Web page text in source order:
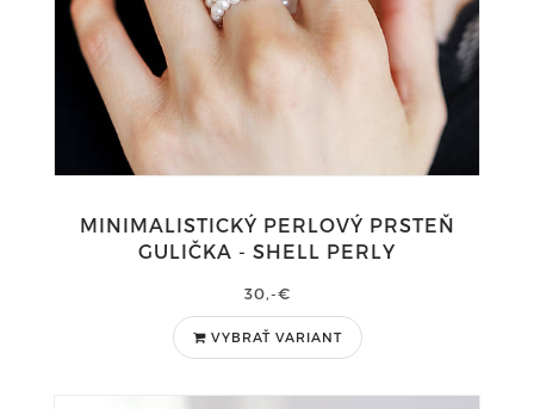
MINIMALISTICKÝ PERLOVÝ PRSTEŇ
GULIČKA - SHELL PERLY
30,-€
VYBRAŤ VARIANT